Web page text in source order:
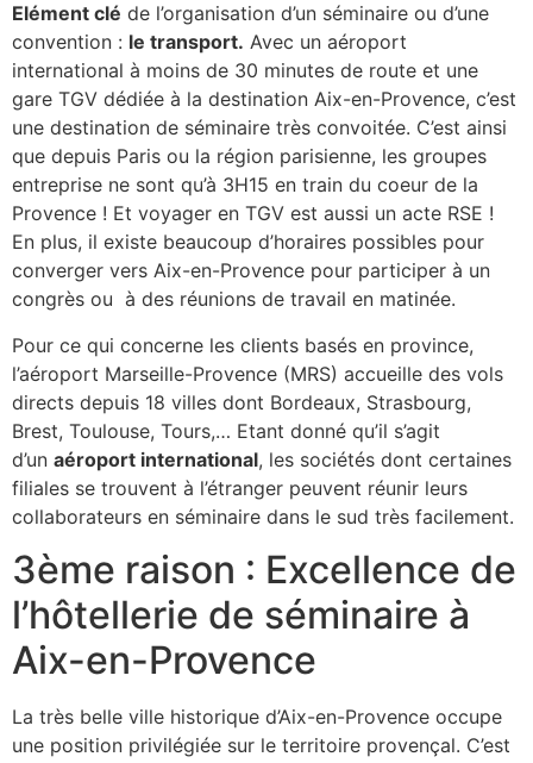
Elément clé de l’organisation d’un séminaire ou d’une
convention : le transport. Avec un aéroport
international à moins de 30 minutes de route et une
gare TGV dédiée à la destination Aix-en-Provence, c’est
une destination de séminaire très convoitée. C’est ainsi
que depuis Paris ou la région parisienne, les groupes
entreprise ne sont qu’à 3H15 en train du coeur de la
Provence ! Et voyager en TGV est aussi un acte RSE !
En plus, il existe beaucoup d’horaires possibles pour
converger vers Aix-en-Provence pour participer à un
congrès ou à des réunions de travail en matinée.
Pour ce qui concerne les clients basés en province,
l’aéroport Marseille-Provence (MRS) accueille des vols
directs depuis 18 villes dont Bordeaux, Strasbourg,
Brest, Toulouse, Tours,… Etant donné qu’il s’agit
d’un aéroport international, les sociétés dont certaines
filiales se trouvent à l’étranger peuvent réunir leurs
collaborateurs en séminaire dans le sud très facilement.
3ème raison : Excellence de
l’hôtellerie de séminaire à
Aix-en-Provence
La très belle ville historique d’Aix-en-Provence occupe
une position privilégiée sur le territoire provençal. C’est